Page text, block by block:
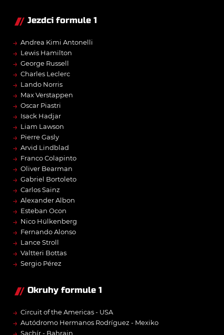
Jezdci formule 1
→ Andrea Kimi Antonelli
→ Lewis Hamilton
→ George Russell
→ Charles Leclerc
→ Lando Norris
→ Max Verstappen
→ Oscar Piastri
→ Isack Hadjar
→ Liam Lawson
→ Pierre Gasly
→ Arvid Lindblad
→ Franco Colapinto
→ Oliver Bearman
→ Gabriel Bortoleto
→ Carlos Sainz
→ Alexander Albon
→ Esteban Ocon
→ Nico Hülkenberg
→ Fernando Alonso
→ Lance Stroll
→ Valtteri Bottas
→ Sergio Pérez
Okruhy formule 1
→ Circuit of the Americas - USA
→ Autódromo Hermanos Rodríguez - Mexiko
Sachír - Bahrajn